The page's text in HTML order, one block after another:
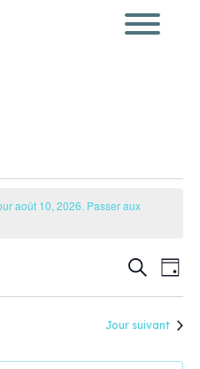
août 10, 2026. Passer aux
de
vues
Recherche
de
Jour
Jour suivant